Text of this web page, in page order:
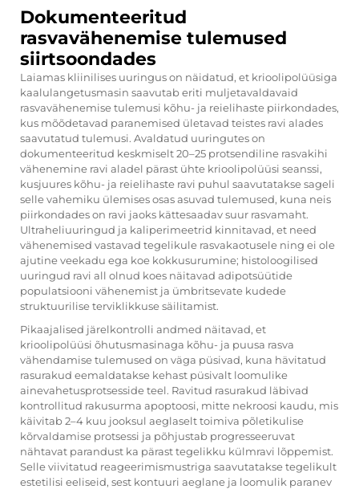
Dokumenteeritud
rasvavähenemise tulemused
siirtsoondades
Laiamas kliinilises uuringus on näidatud, et krioolipolüüsiga
kaalulangetusmasin saavutab eriti muljetavaldavaid
rasvavähenemise tulemusi kõhu- ja reielihaste piirkondades,
kus mõõdetavad paranemised ületavad teistes ravi alades
saavutatud tulemusi. Avaldatud uuringutes on
dokumenteeritud keskmiselt 20–25 protsendiline rasvakihi
vähenemine ravi aladel pärast ühte krioolipolüüsi seanssi,
kusjuures kõhu- ja reielihaste ravi puhul saavutatakse sageli
selle vahemiku ülemises osas asuvad tulemused, kuna neis
piirkondades on ravi jaoks kättesaadav suur rasvamaht.
Ultraheliuuringud ja kaliperimeetrid kinnitavad, et need
vähenemised vastavad tegelikule rasvakaotusele ning ei ole
ajutine veekadu ega koe kokkusurumine; histoloogilised
uuringud ravi all olnud koes näitavad adipotsüütide
populatsiooni vähenemist ja ümbritsevate kudede
struktuurilise terviklikkuse säilitamist.
Pikaajalised järelkontrolli andmed näitavad, et
krioolipolüüsi õhutusmasinaga kõhu- ja puusa rasva
vähendamise tulemused on väga püsivad, kuna hävitatud
rasurakud eemaldatakse kehast püsivalt loomulike
ainevahetusprotsesside teel. Ravitud rasurakud läbivad
kontrollitud rakusurma apoptoosi, mitte nekroosi kaudu, mis
käivitab 2–4 kuu jooksul aeglaselt toimiva põletikulise
kõrvaldamise protsessi ja põhjustab progresseeruvat
nähtavat parandust ka pärast tegelikku külmravi lõppemist.
Selle viivitatud reageerimismustriga saavutatakse tegelikult
estetilisi eeliseid, sest kontuuri aeglane ja loomulik paranev